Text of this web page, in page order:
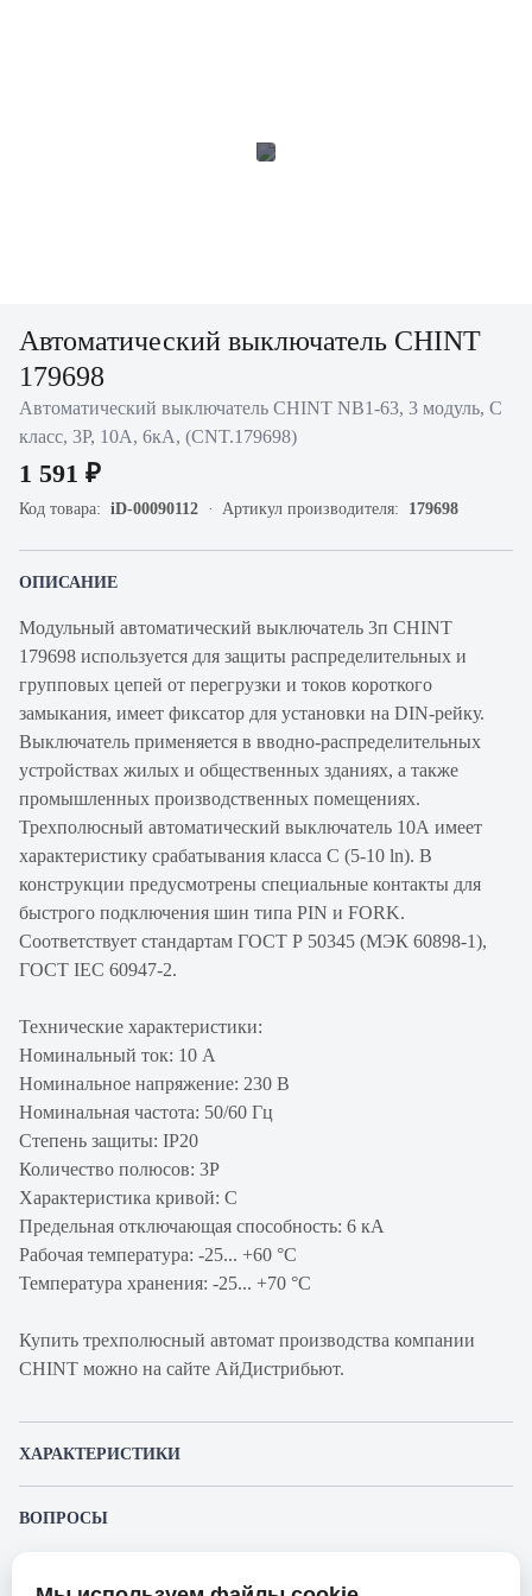
Автоматический выключатель CHINT
179698
Автоматический выключатель CHINT NB1-63, 3 модуль, C
класс, 3P, 10А, 6кА, (CNT.179698)
1 591 ₽
Код товара: iD-00090112 Артикул производителя: 179698
ОПИСАНИЕ
Модульный автоматический выключатель 3п CHINT
179698 используется для защиты распределительных и
групповых цепей от перегрузки и токов короткого
замыкания, имеет фиксатор для установки на DIN-рейку.
Выключатель применяется в вводно-распределительных
устройствах жилых и общественных зданиях, а также
промышленных производственных помещениях.
Трехполюсный автоматический выключатель 10А имеет
характеристику срабатывания класса С (5-10 ln). В
конструкции предусмотрены специальные контакты для
быстрого подключения шин типа PIN и FORK.
Соответствует стандартам ГОСТ Р 50345 (МЭК 60898-1),
ГОСТ IEC 60947-2.
Технические характеристики:
Номинальный ток: 10 А
Номинальное напряжение: 230 В
Номинальная частота: 50/60 Гц
Степень защиты: IP20
Количество полюсов: 3P
Характеристика кривой: C
Предельная отключающая способность: 6 кА
Рабочая температура: -25... +60 °C
Температура хранения: -25... +70 °C
Купить трехполюсный автомат производства компании
CHINT можно на сайте АйДистрибьют.
ХАРАКТЕРИСТИКИ
ВОПРОСЫ